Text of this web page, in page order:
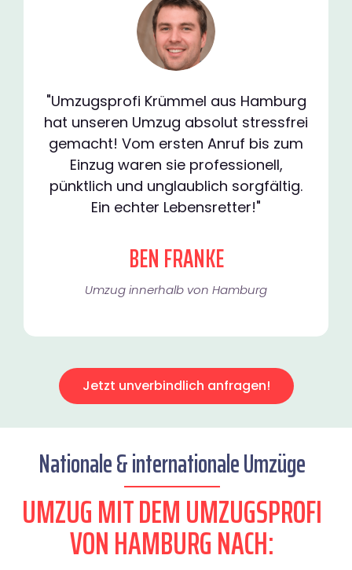
"Umzugsprofi Krümmel aus Hamburg
hat unseren Umzug absolut stressfrei
gemacht! Vom ersten Anruf bis zum
Einzug waren sie professionell,
pünktlich und unglaublich sorgfältig.
Ein echter Lebensretter!"
BEN FRANKE
Umzug innerhalb von Hamburg​
Jetzt unverbindlich anfragen!
Nationale & internationale Umzüge
UMZUG MIT DEM UMZUGSPROFI
VON HAMBURG NACH: